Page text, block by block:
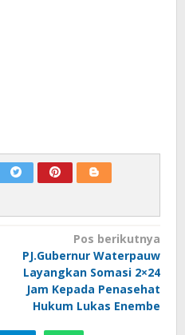
Pos berikutnya
PJ.Gubernur Waterpauw
Layangkan Somasi 2×24
Jam Kepada Penasehat
Hukum Lukas Enembe